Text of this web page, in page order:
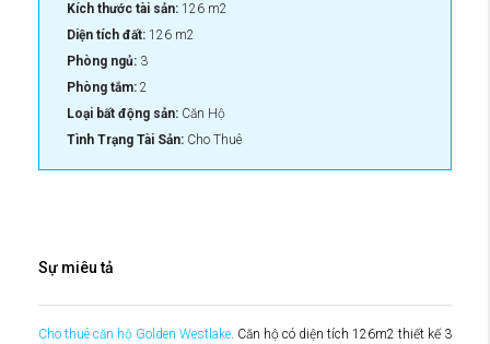
Kích thước tài sản: 126 m2
Diện tích đất: 126 m2
Phòng ngủ: 3
Phòng tắm: 2
Loại bất động sản: Căn Hộ
Tình Trạng Tài Sản: Cho Thuê
Sự miêu tả
Cho thuê căn hộ Golden Westlake. Căn hộ có diện tích 126m2 thiết kế 3